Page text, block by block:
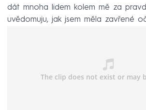
dát mnoha lidem kolem mě za
uvědomuju, jak jsem měla zavřené